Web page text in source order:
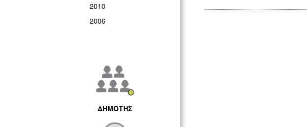
2010
2006
ΔΗΜΟΤΗΣ